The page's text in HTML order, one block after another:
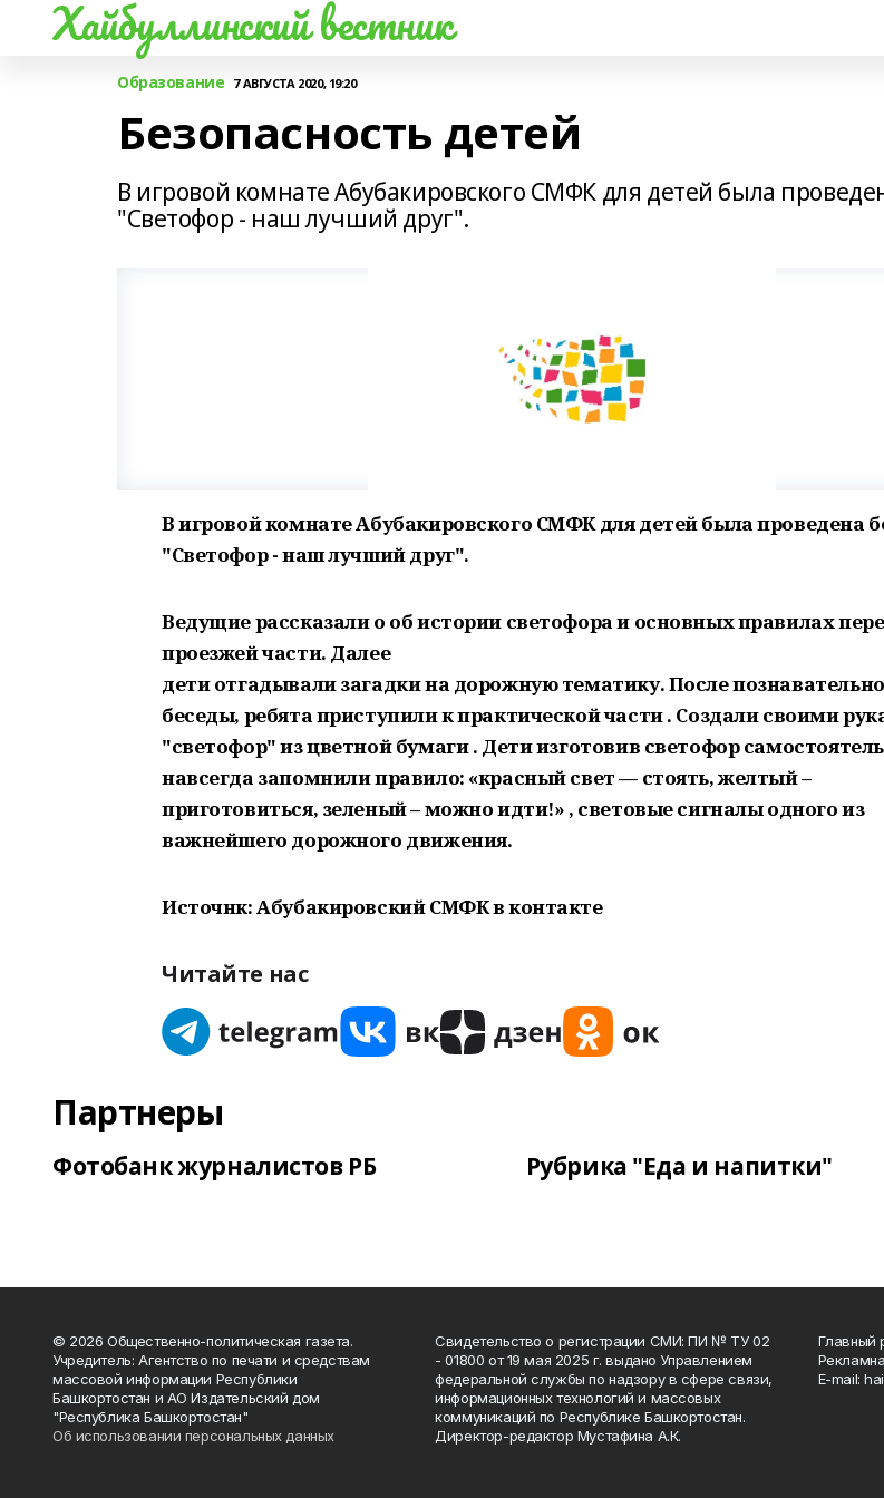
Хайбуллинский вестник
Образование 7 АВГУСТА 2020, 19:20
Безопасность детей
В игровой комнате Абубакировского СМФК для детей была
"Светофор - наш лучший друг".
В игровой комнате Абубакировского СМФК для детей была проведена
"Светофор - наш лучший друг".
Ведущие рассказали о об истории светофора и основных правилах
проезжей части. Далее
дети отгадывали загадки на дорожную тематику. После
беседы, ребята приступили к практической части . Создали своими
"светофор" из цветной бумаги . Дети изготовив светофор
навсегда запомнили правило: «красный свет — стоять, желтый –
приготовиться, зеленый – можно идти!» , световые сигналы одного из
важнейшего дорожного движения.
Источнк: Абубакировский СМФК в контакте
Читайте нас
Партнеры
Фотобанк журналистов РБ Рубрика "Еда и напитки"
© 2026 Общественно-политическая газета.
Учредитель: Агентство по печати и средствам
массовой информации Республики
Башкортостан и АО Издательский дом
"Республика Башкортостан"
Об использовании персональных данных
Свидетельство о регистрации СМИ: ПИ № ТУ 02
- 01800 от 19 мая 2025 г. выдано Управлением
федеральной службы по надзору в сфере связи,
информационных технологий и массовых
коммуникаций по Республике Башкортостан.
Директор-редактор Мустафина А.К.
Главный
Е-mаil: